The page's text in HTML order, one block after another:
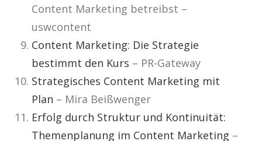
Content Marketing betreibst –
uswcontent
Content Marketing: Die Strategie
bestimmt den Kurs – PR-Gateway
Strategisches Content Marketing mit
Plan – Mira Beißwenger
Erfolg durch Struktur und Kontinuität:
Themenplanung im Content Marketing –